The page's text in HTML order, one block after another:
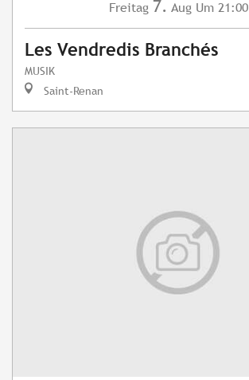
Freitag 7. Aug Um 21:00
Les Vendredis Branchés
MUSIK
Saint-Renan